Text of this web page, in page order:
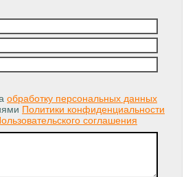
обработку персональных данных
Политики конфиденциальности
соглашения